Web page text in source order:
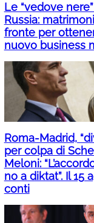
Le “vedove
Russia:
fronte per
nuovo business
Roma-Madrid,
per colpa di
Meloni:
no a diktat”. Il 15
conti